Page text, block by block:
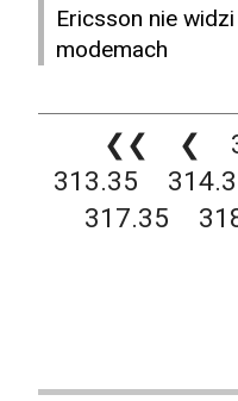
Ericsson nie
modemach
❮❮ ❮
313.35
317.35